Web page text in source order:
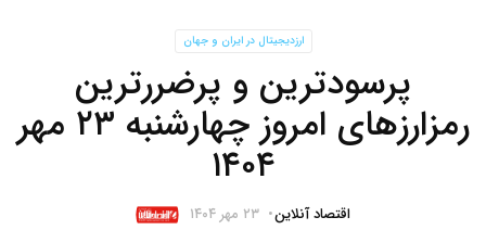
ارزدیجیتال در ایران و جهان
پرسودترین و پرضررترین
رمزارزهای امروز چهارشنبه ۲۳ مهر
۱۴۰۴
اقتصاد آنلاین ۲۳ مهر ۱۴۰۴